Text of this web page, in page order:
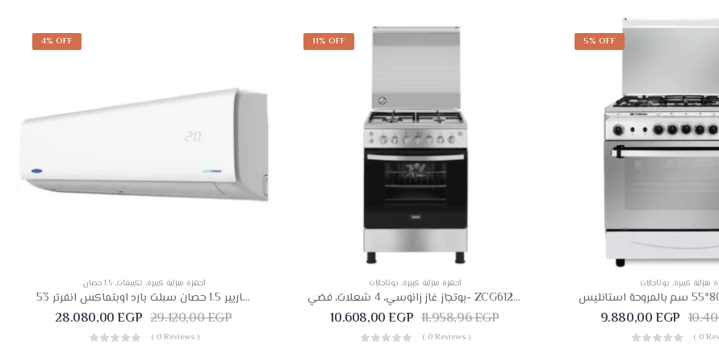
4% OFF
أجهزة منزلية كبيرة, تكييفات, 1.5 حصان
تكييف كاريير 1.5 حصان سبلت بارد اوبتماكس انفرتر 53KHCT12DN-708F
28.080,00EGP 29.120,00EGP
( 0 Reviews )
11% OFF
أجهزة منزلية كبيرة, بوتاجازات
بوتجاز غاز زانوسي، 4 شعلات، فضي- ZCG61296XA
10.608,00EGP 11.958,96EGP
( 0 Reviews )
5% OFF
منزلية كبيرة, بوتاجازات
9.880,00EGP
( 0